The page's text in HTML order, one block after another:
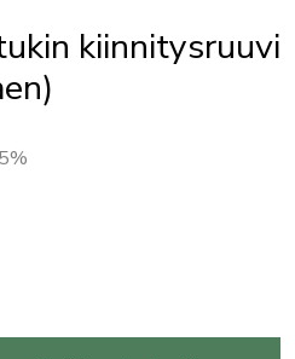
kiinnitysruuvi